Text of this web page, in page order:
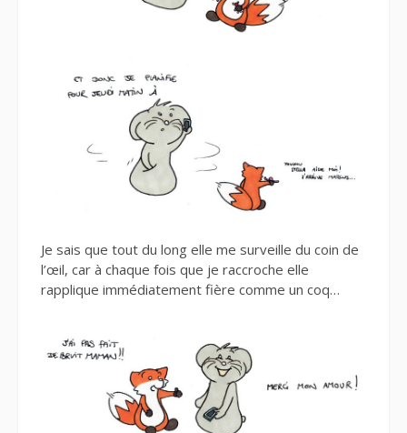
Je sais que tout du long elle me surveille du coin de
l’œil, car à chaque fois que je raccroche elle
rapplique immédiatement fière comme un coq…